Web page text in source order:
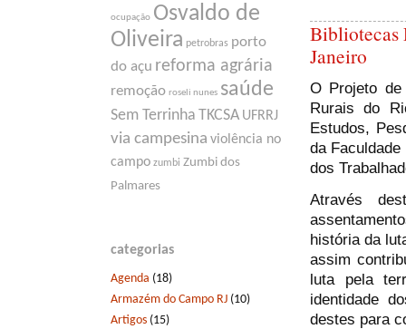
ocupação Osvaldo de
Oliveira petrobras porto
do açu reforma agrária
remoção roseli nunes saúde
Sem Terrinha TKCSA UFRRJ
via campesina violência no
campo zumbi Zumbi dos
Palmares
categorias
Agenda (18)
Armazém do Campo RJ (10)
Artigos (15)
Bibliotecas
Janeiro
O Projeto de
Rurais do
Estudos,
da
dos
Através
história da
assim
luta pela
identidade
destes para